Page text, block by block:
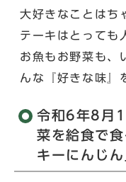
大好きなことはち
テーキはとっても
お魚もお野菜も、
んな『好きな味』
令和6年8月1
菜を給食で
キーにんじ